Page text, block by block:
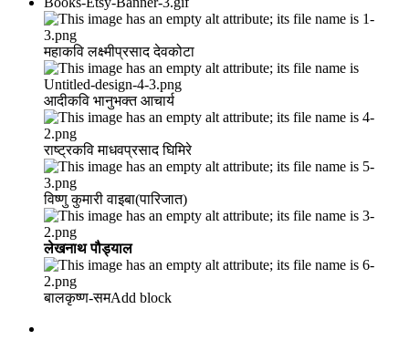
महाकवि लक्ष्मीप्रसाद देवकोटा
आदीकवि भानुभक्त आचार्य
राष्ट्रकवि माधवप्रसाद घिमिरे
विष्णु कुमारी वाइबा(पारिजात)
लेखनाथ पौड्याल
बालकृष्ण-सम Add block